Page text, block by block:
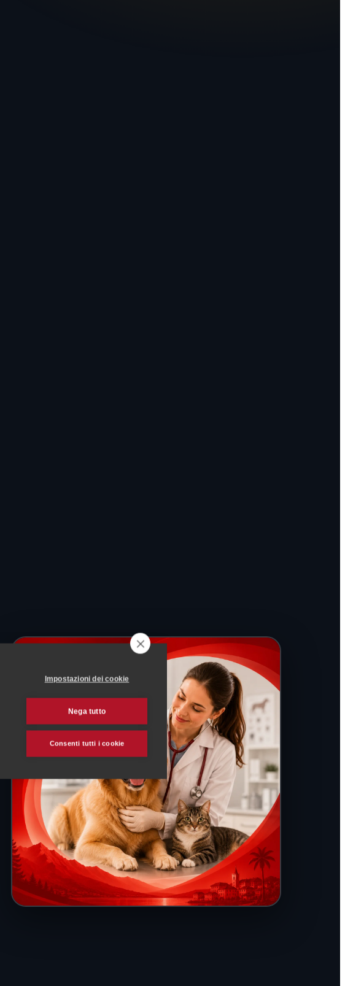
Impostazioni dei cookie
Nega tutto
Consenti tutti i cookie